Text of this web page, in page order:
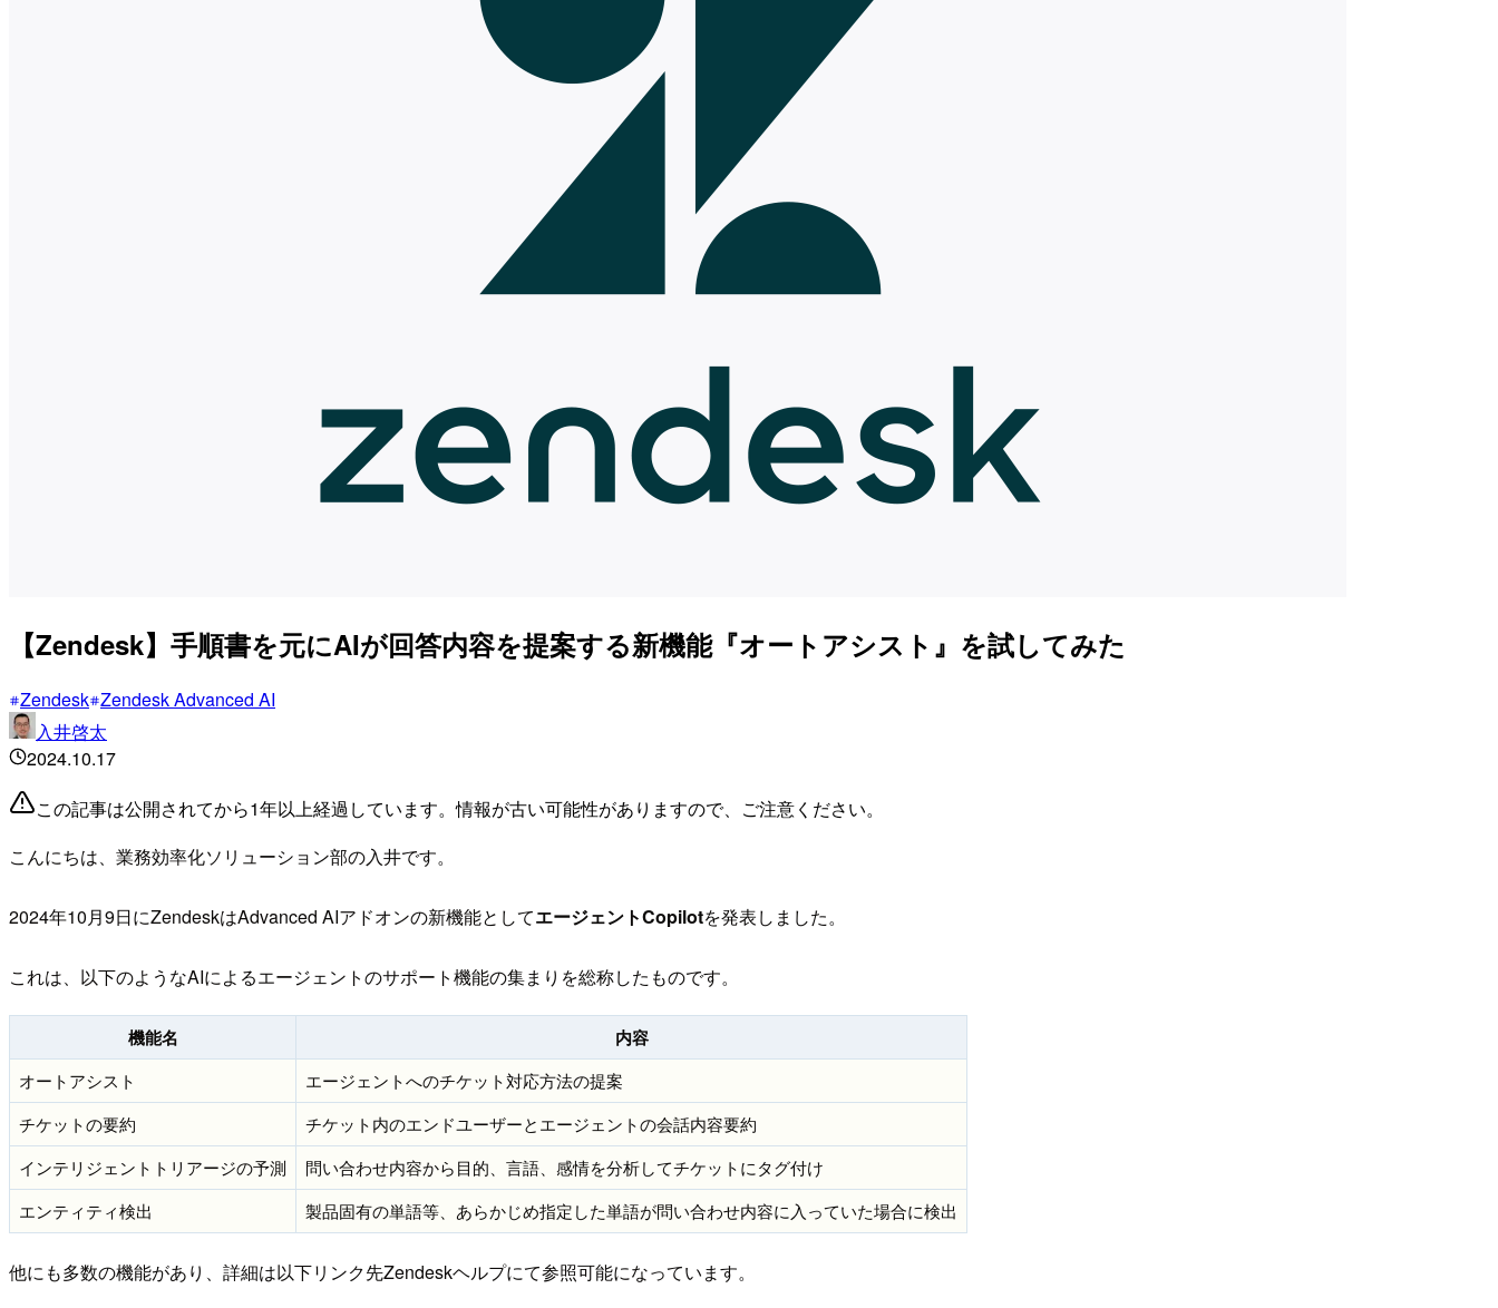
【Zendesk】手順書を元にAIが回答内容を提案する新機能『オートアシスト』を試してみた
Zendesk Zendesk Advanced AI
入井啓太
2024.10.17
この記事は公開されてから1年以上経過しています。情報が古い可能性がありますので、ご注意ください。
こんにちは、業務効率化ソリューション部の入井です。
2024年10月9日にZendeskはAdvanced AIアドオンの新機能としてエージェントCopilotを発表しました。
これは、以下のようなAIによるエージェントのサポート機能の集まりを総称したものです。
機能名 内容
オートアシスト
エージェントへのチケット対応方法の提案
チケットの要約
チケット内のエンドユーザーとエージェントの会話内容要約
インテリジェントトリアージの予測
問い合わせ内容から目的、言語、感情を分析してチケットにタグ付け
エンティティ検出
製品固有の単語等、あらかじめ指定した単語が問い合わせ内容に入っていた場合に検出
他にも多数の機能があり、詳細は以下リンク先Zendeskヘルプにて参照可能になっています。